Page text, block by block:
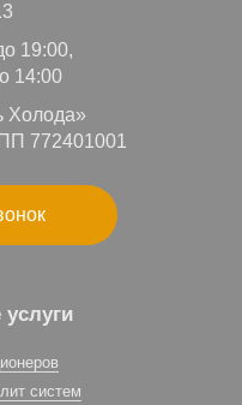
19:00,
14:00
Холода»
772401001
систем